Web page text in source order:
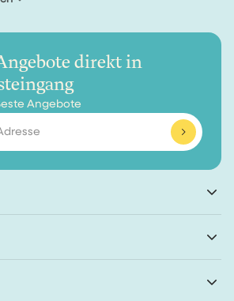
direkt in
Angebote